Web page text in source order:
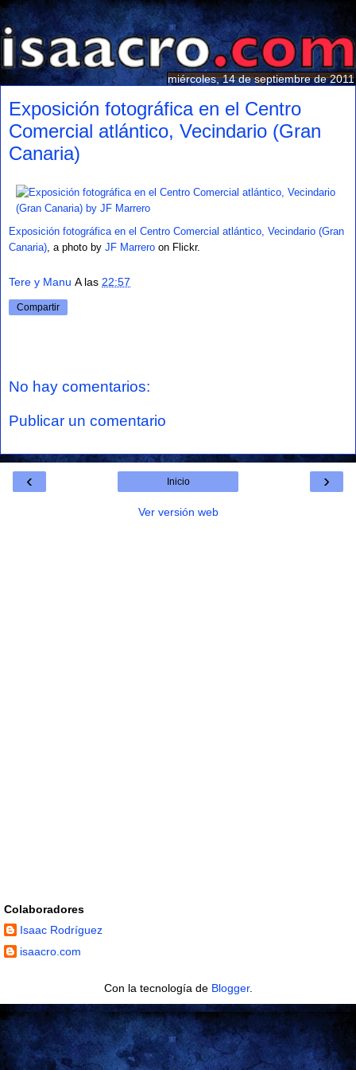
miércoles, 14 de septiembre de 2011
Exposición fotográfica en el Centro
Comercial atlántico, Vecindario (Gran
Canaria)
Exposición fotográfica en el Centro Comercial atlántico, Vecindario (Gran
Canaria), a photo by JF Marrero on Flickr.
Tere y Manu A las 22:57
Compartir
No hay comentarios:
Publicar un comentario
‹ ›
Inicio
Ver versión web
Colaboradores
Isaac Rodríguez
isaacro.com
Con la tecnología de Blogger.